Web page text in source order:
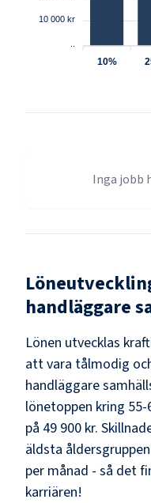
10 000 kr
10%
Inga jobb
handläggare
Lönen utvecklas
att vara tålmodig
handläggare
lönetoppen kring 55-
på 49 900 kr.
äldsta
per månad - så det
karriären!